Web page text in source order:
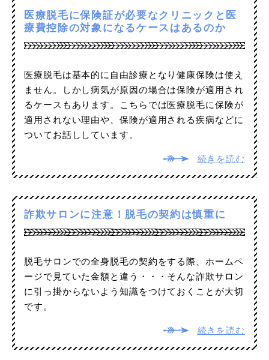
医療脱毛に保険証が必要なクリニックと医
療費控除の対象になるケースはあるのか
医療脱毛は基本的に自由診療となり健康保険は使え
ません。しかし病気が原因の場合は保険が適用され
るケースもあります。こちらでは医療脱毛に保険が
適用されない理由や、保険が適用される疾病などに
ついてお話ししています。
続きを読む
詐欺サロンに注意！脱毛の契約は慎重に
脱毛サロンでの全身脱毛の契約をする際、ホームペ
ージで見ていた金額と違う・・・そんな詐欺サロン
に引っ掛からないよう知識をつけておくことが大切
です。
続きを読む